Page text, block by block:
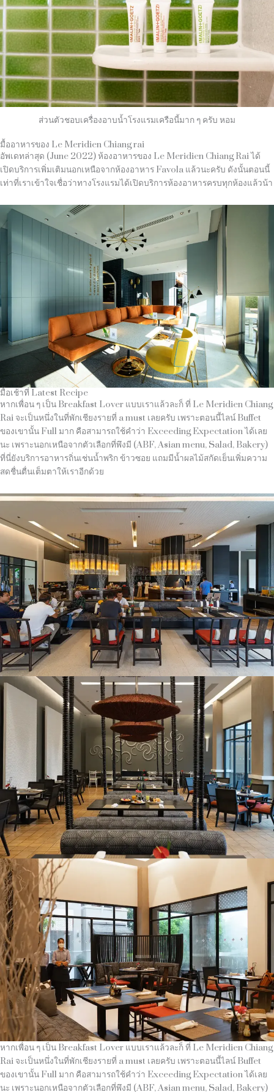
ส่วนตัวชอบเครื่องอาบน้ำโรงแรมเครือนี้มาก ๆ ครับ หอม
มื้ออาหารของ Le Meridien Chiang rai
อัพเดทล่าสุด (June 2022) ห้องอาหารของ Le Meridien Chiang Rai ได้
เปิดบริการเพิ่มเติมนอกเหนือจากห้องอาหาร Favola แล้วนะครับ ดังนั้นตอนนี้
เท่าที่เราเข้าใจเชื่อว่าทางโรงแรมได้เปิดบริการห้องอาหารครบทุกห้องแล้วน้า
มื้อเช้าที่ Latest Recipe
หากเพื่อน ๆ เป็น Breakfast Lover แบบเราแล้วละก็ ที่ Le Meridien Chiang
Rai จะเป็นหนึ่งในที่พักเชียงรายที่ a must เลยครับ เพราะตอนนี้ไลน์ Buffet
ของเขานั้น Full มาก คือสามารถใช้คำว่า Exceeding Expectation ได้เลย
นะ เพราะนอกเหนือจากตัวเลือกที่พึงมี (ABF, Asian menu, Salad, Bakery)
ที่นี่ยังบริการอาหารถิ่นเช่นน้ำพริก ข้าวซอย แถมมีน้ำผลไม้สกัดเย็นเพิ่มความ
สดชื่นตื่นเต็มตาให้เราอีกด้วย
หากเพื่อน ๆ เป็น Breakfast Lover แบบเราแล้วละก็ ที่ Le Meridien Chiang
Rai จะเป็นหนึ่งในที่พักเชียงรายที่ a must เลยครับ เพราะตอนนี้ไลน์ Buffet
ของเขานั้น Full มาก คือสามารถใช้คำว่า Exceeding Expectation ได้เลย
นะ เพราะนอกเหนือจากตัวเลือกที่พึงมี (ABF, Asian menu, Salad, Bakery)